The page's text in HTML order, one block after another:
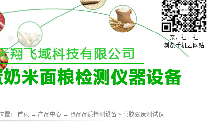
置： 首页 → 产品中心 → 蛋品品质检测设备 > 高胶强度测试仪
亲，扫一扫
浏览手机云网站